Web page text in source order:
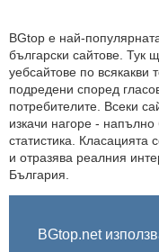
BGtop.net
BGtop e най-
български сайтове. Тук
уебсайтове по всякакви
подредени според
потребителите. Всеки
изкачи нагоре -
статистика. Класацията
и отразява реалния
България.